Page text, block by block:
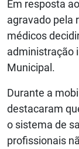
Em resposta
agravado pela
médicos
administração
Municipal.
Durante a
destacaram
o sistema de
profissionais